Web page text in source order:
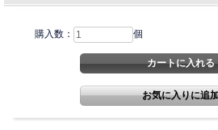
購入数： 個